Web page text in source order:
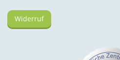
Widerruf